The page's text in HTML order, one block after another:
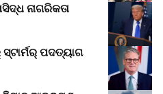
ନାଗରିକତା
ପଦତ୍ୟାଗ